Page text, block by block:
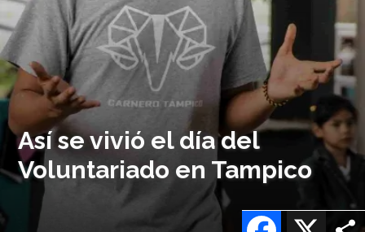
Así se vivió el día del
Voluntariado en Tampico
X
Facebook